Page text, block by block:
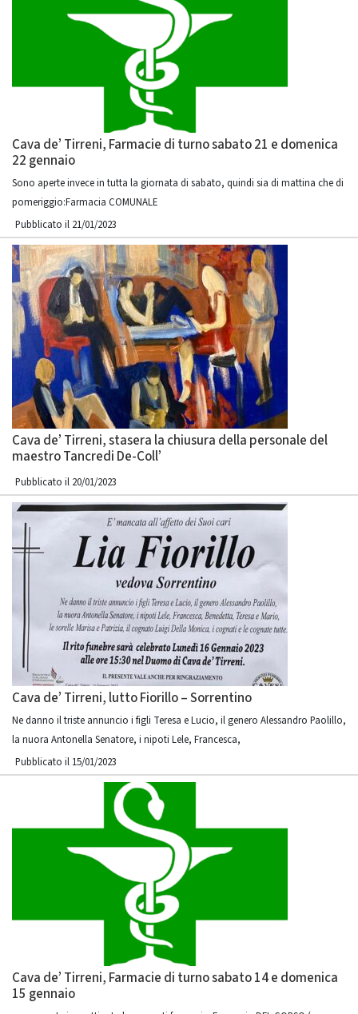
Cava de’ Tirreni, Farmacie di turno sabato 21 e domenica
22 gennaio
Sono aperte invece in tutta la giornata di sabato, quindi sia di mattina che di
pomeriggio:Farmacia COMUNALE
Pubblicato il 21/01/2023
Cava de’ Tirreni, stasera la chiusura della personale del
maestro Tancredi De-Coll’
Pubblicato il 20/01/2023
Cava de’ Tirreni, lutto Fiorillo – Sorrentino
Ne danno il triste annuncio i figli Teresa e Lucio, il genero Alessandro Paolillo,
la nuora Antonella Senatore, i nipoti Lele, Francesca,
Pubblicato il 15/01/2023
Cava de’ Tirreni, Farmacie di turno sabato 14 e domenica
15 gennaio